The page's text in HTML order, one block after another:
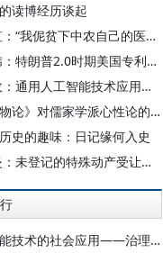
读博经历谈起
王余意 周晓虹：“我伲贫下中农自己的医生”——赤脚医生的视觉表征与形象建构（1965—1978）
陈雨侬 陈鹏玮：特朗普2.0时期美国专利制度的“武器化”演进与中国应对
何大安 李怀政：通用人工智能技术应用下的数字调节机制
孙明君：《齐物论》对儒家学派心性论的回应
史的趣味：日记缘何入史
石佳友 史学炎：未登记的特殊动产受让人排除强制执行问题研究
薛澜：人工智能技术的社会应用——治理挑战